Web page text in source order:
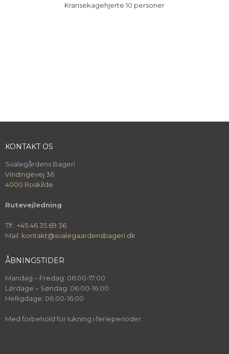
​Kransekagehjerte 10 personer
KONTAKT OS
Svalegårdens Bageri
Vindingevej 36
4000 Roskilde
Rutevejledning
Tlf.: +45 46 35 69 36
Mail: kontakt@svalegaardensbageri.dk
ÅBNINGSTIDER
Mandag – Fredag: 06:00-17:00
Lørdage – Søndag: 06:00-16:00
Helligdage: 06:00-16:00
Med forbehold for lukning i ferieperioder.